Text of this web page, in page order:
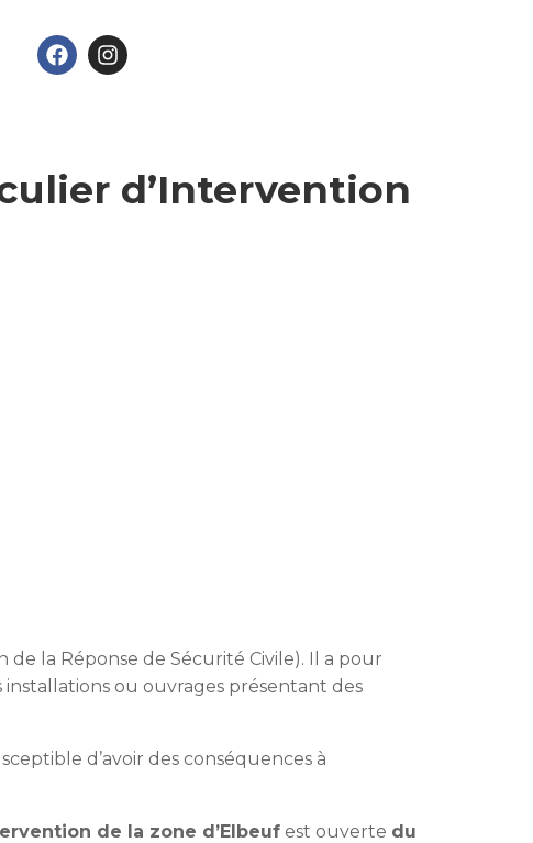
d’Intervention
la Réponse de Sécurité Civile). Il a pour
ou ouvrages présentant des
d’avoir des conséquences à
de la zone d’Elbeuf est ouverte du